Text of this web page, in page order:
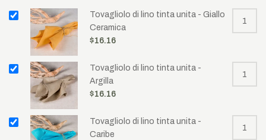
Tovagliolo di lino tinta unita - Giallo
Ceramica
$16.16
Tovagliolo di lino tinta unita -
Argilla
$16.16
Tovagliolo di lino tinta unita -
Caribe